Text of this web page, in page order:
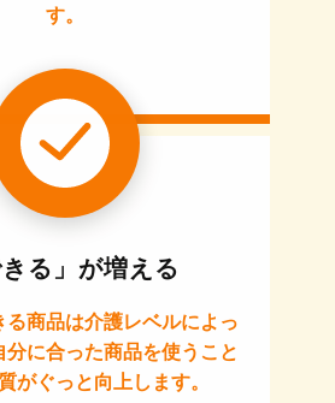
す。
きる」が増える
る商品は介護レベルによっ
に合った商品を使うこと
がぐっと向上します。